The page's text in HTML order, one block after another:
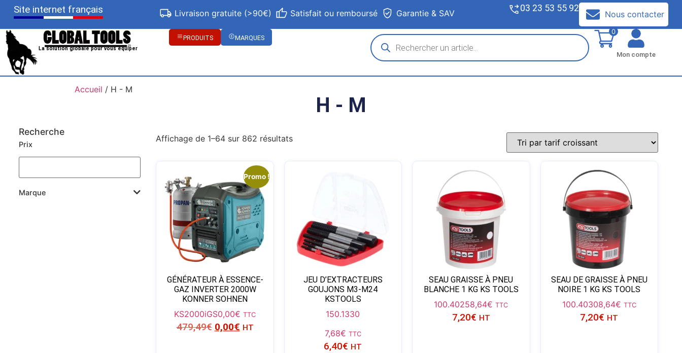
Site internet français Livraison gratuite (>90€) Satisfait ou remboursé Garantie & SAV 03 23 53 55 92
Nous contacter
La solution globale pour vous équiper
PRODUITS MARQUES
0
Mon compte
Accueil / H - M
H - M
Recherche
Prix
Marque
Affichage de 1–64 sur 862 résultats
Promo !
GÉNÉRATEUR À ESSENCE-
GAZ INVERTER 2000W
KONNER SOHNEN
KS2000iGS0,00€ TTC
479,49€ 0,00€ HT
JEU D’EXTRACTEURS
GOUJONS M3-M24
KSTOOLS
150.1330
7,68€ TTC
6,40€ HT
SEAU GRAISSE À PNEU
BLANCHE 1 KG KS TOOLS
100.40258,64€ TTC
7,20€ HT
SEAU DE GRAISSE À PNEU
NOIRE 1 KG KS TOOLS
100.40308,64€ TTC
7,20€ HT